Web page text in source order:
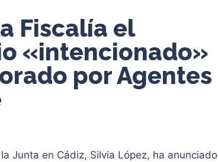
Fiscalía el
«intencionado»
por Agentes
Junta en Cádiz, Silvia López, ha anunciado